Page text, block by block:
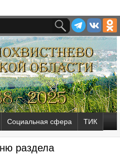
Социальная сфера ТИК
раздела